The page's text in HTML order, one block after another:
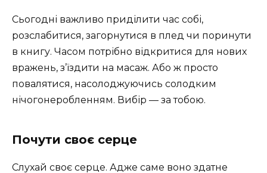
Сьогодні важливо приділити час собі,
розслабитися, загорнутися в плед чи поринути
в книгу. Часом потрібно відкритися для нових
вражень, з’їздити на масаж. Або ж просто
повалятися, насолоджуючись солодким
нічогонеробленням. Вибір — за тобою.
Почути своє серце
Слухай своє серце. Адже саме воно здатне